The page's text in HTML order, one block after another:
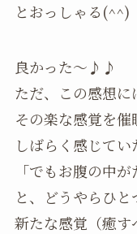
とおっしゃる(^^)
良かった～♪♪
ただ、この感想に
その楽な感覚を催
しばらく感じてい
「でもお腹の中
と、どうやらひ
新たな感覚（癒